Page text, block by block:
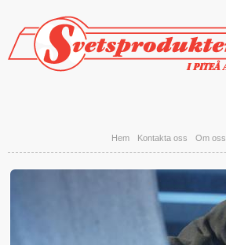
Hem Kontakta oss Om oss